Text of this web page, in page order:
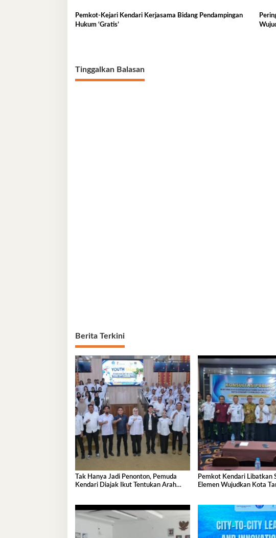
Pemkot-Kejari Kendari Kerjasama Bidang Pendampingan
Hukum ‘Gratis’
Tinggalkan Balasan
Berita Terkini
Tak Hanya Jadi Penonton, Pemuda
Kendari Diajak Ikut Tentukan Arah
Pemkot Kendari Libatkan
Elemen Wujudkan Kota